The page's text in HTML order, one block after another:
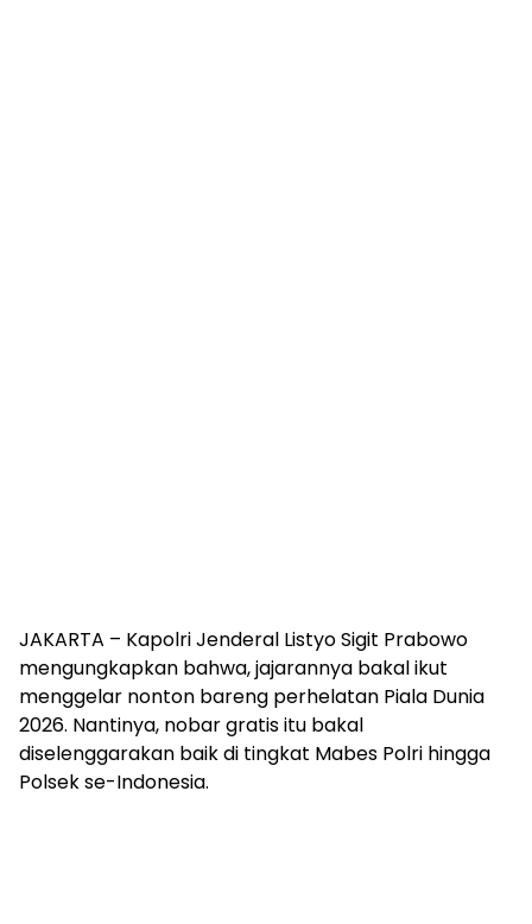
JAKARTA – Kapolri Jenderal Listyo Sigit Prabowo
mengungkapkan bahwa, jajarannya bakal ikut
menggelar nonton bareng perhelatan Piala Dunia
2026. Nantinya, nobar gratis itu bakal
diselenggarakan baik di tingkat Mabes Polri hingga
Polsek se-Indonesia.